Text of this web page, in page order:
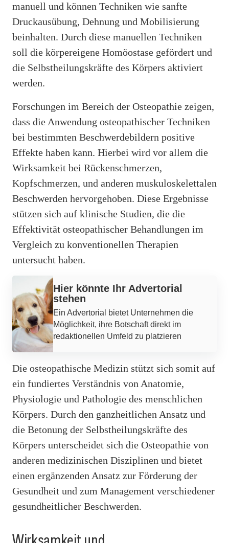
manuell und können Techniken wie sanfte
Druckausübung, Dehnung und Mobilisierung
beinhalten. Durch diese manuellen Techniken
soll die körpereigene Homöostase gefördert und
die Selbstheilungskräfte des Körpers aktiviert
werden.
Forschungen im Bereich der Osteopathie zeigen,
dass die Anwendung osteopathischer Techniken
bei bestimmten Beschwerdebildern positive
Effekte haben kann. Hierbei wird vor allem die
Wirksamkeit bei Rückenschmerzen,
Kopfschmerzen, und anderen muskuloskelettalen
Beschwerden hervorgehoben. Diese Ergebnisse
stützen sich auf klinische Studien, die die
Effektivität osteopathischer Behandlungen im
Vergleich zu konventionellen Therapien
untersucht haben.
Hier könnte Ihr Advertorial
stehen
Ein Advertorial bietet Unternehmen die
Möglichkeit, ihre Botschaft direkt im
redaktionellen Umfeld zu platzieren
Die osteopathische Medizin stützt sich somit auf
ein fundiertes Verständnis von Anatomie,
Physiologie und Pathologie des menschlichen
Körpers. Durch den ganzheitlichen Ansatz und
die Betonung der Selbstheilungskräfte des
Körpers unterscheidet sich die Osteopathie von
anderen medizinischen Disziplinen und bietet
einen ergänzenden Ansatz zur Förderung der
Gesundheit und zum Management verschiedener
gesundheitlicher Beschwerden.